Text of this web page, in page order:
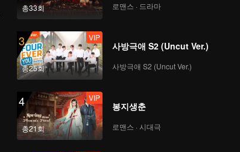
총33회 로맨스 · 드라마
3
총25회
VIP
사방극애 S2 (Uncut Ver.)
사방극애 S2 (Uncut Ver.)
4
총21회
VIP
봉지생춘
로맨스 · 시대극